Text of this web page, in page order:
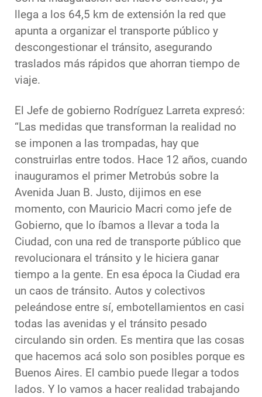
llega a los 64,5 km de extensión la red que
apunta a organizar el transporte público y
descongestionar el tránsito, asegurando
traslados más rápidos que ahorran tiempo de
viaje.
El Jefe de gobierno Rodríguez Larreta expresó:
“Las medidas que transforman la realidad no
se imponen a las trompadas, hay que
construirlas entre todos. Hace 12 años, cuando
inauguramos el primer Metrobús sobre la
Avenida Juan B. Justo, dijimos en ese
momento, con Mauricio Macri como jefe de
Gobierno, que lo íbamos a llevar a toda la
Ciudad, con una red de transporte público que
revolucionara el tránsito y le hiciera ganar
tiempo a la gente. En esa época la Ciudad era
un caos de tránsito. Autos y colectivos
peleándose entre sí, embotellamientos en casi
todas las avenidas y el tránsito pesado
circulando sin orden. Es mentira que las cosas
que hacemos acá solo son posibles porque es
Buenos Aires. El cambio puede llegar a todos
lados. Y lo vamos a hacer realidad trabajando